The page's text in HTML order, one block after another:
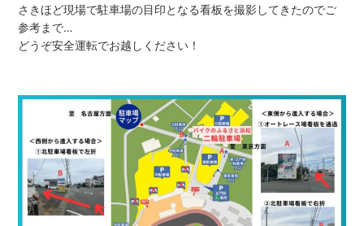
さきほど現場で駐車場の目印となる看板を撮影してきたのでご
参考まで…
どうぞ安全運転でお越しください！